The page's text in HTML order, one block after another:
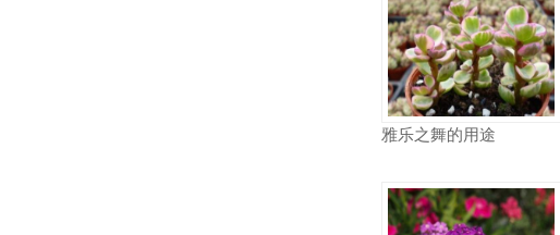
雅乐之舞的用途